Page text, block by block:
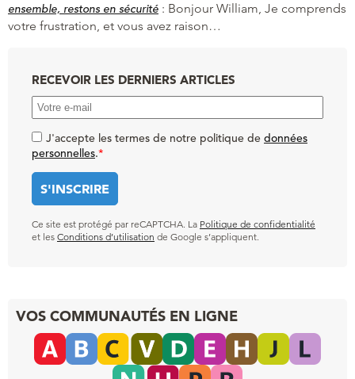
ensemble, restons en sécurité : Bonjour William, Je comprends
votre frustration, et vous avez raison…
RECEVOIR LES DERNIERS ARTICLES
J'accepte les termes de notre politique de données
personnelles.*
Ce site est protégé par reCAPTCHA. La Politique de confidentialité
et les Conditions d’utilisation de Google s’appliquent.
VOS COMMUNAUTÉS EN LIGNE